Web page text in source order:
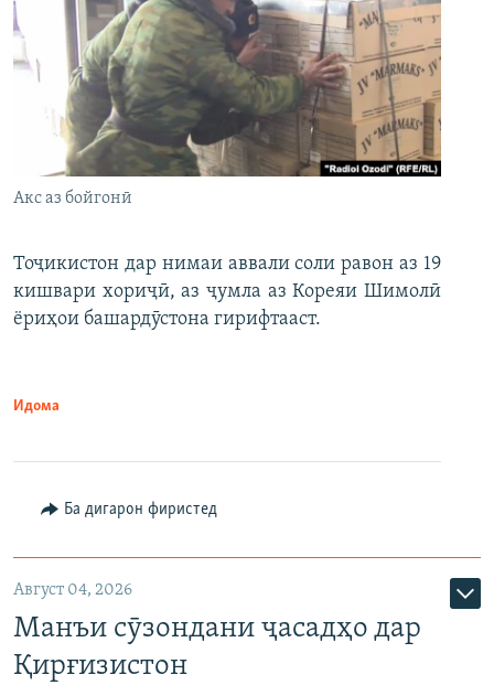
Акс аз бойгонӣ
Тоҷикистон дар нимаи аввали соли равон аз 19
кишвари хориҷӣ, аз ҷумла аз Кореяи Шимолӣ
ёриҳои башардӯстона гирифтааст.
Идома
Ба дигарон фиристед
Август 04, 2026
Манъи сӯзондани ҷасадҳо дар
Қирғизистон